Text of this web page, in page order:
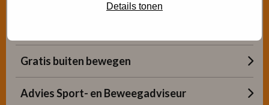
Details tonen
Gratis buiten bewegen
Advies Sport- en Beweegadviseur